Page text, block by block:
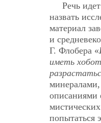
Речь
назвать
материал
и
Г. Флобера «
иметь
описаниями
попытаться